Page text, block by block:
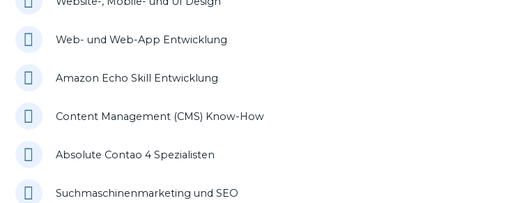
Web- und Web-App Entwicklung
Amazon Echo Skill Entwicklung
Content Management (CMS) Know-How
Absolute Contao 4 Spezialisten
Suchmaschinenmarketing und SEO